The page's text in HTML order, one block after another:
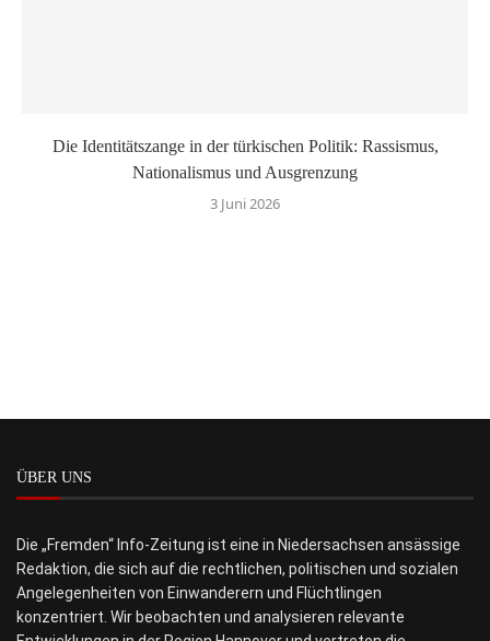
Die Identitätszange in der türkischen Politik: Rassismus,
Nationalismus und Ausgrenzung
3 Juni 2026
ÜBER UNS
Die „Fremden“ Info-Zeitung ist eine in Niedersachsen ansässige
Redaktion, die sich auf die rechtlichen, politischen und sozialen
Angelegenheiten von Einwanderern und Flüchtlingen
konzentriert. Wir beobachten und analysieren relevante